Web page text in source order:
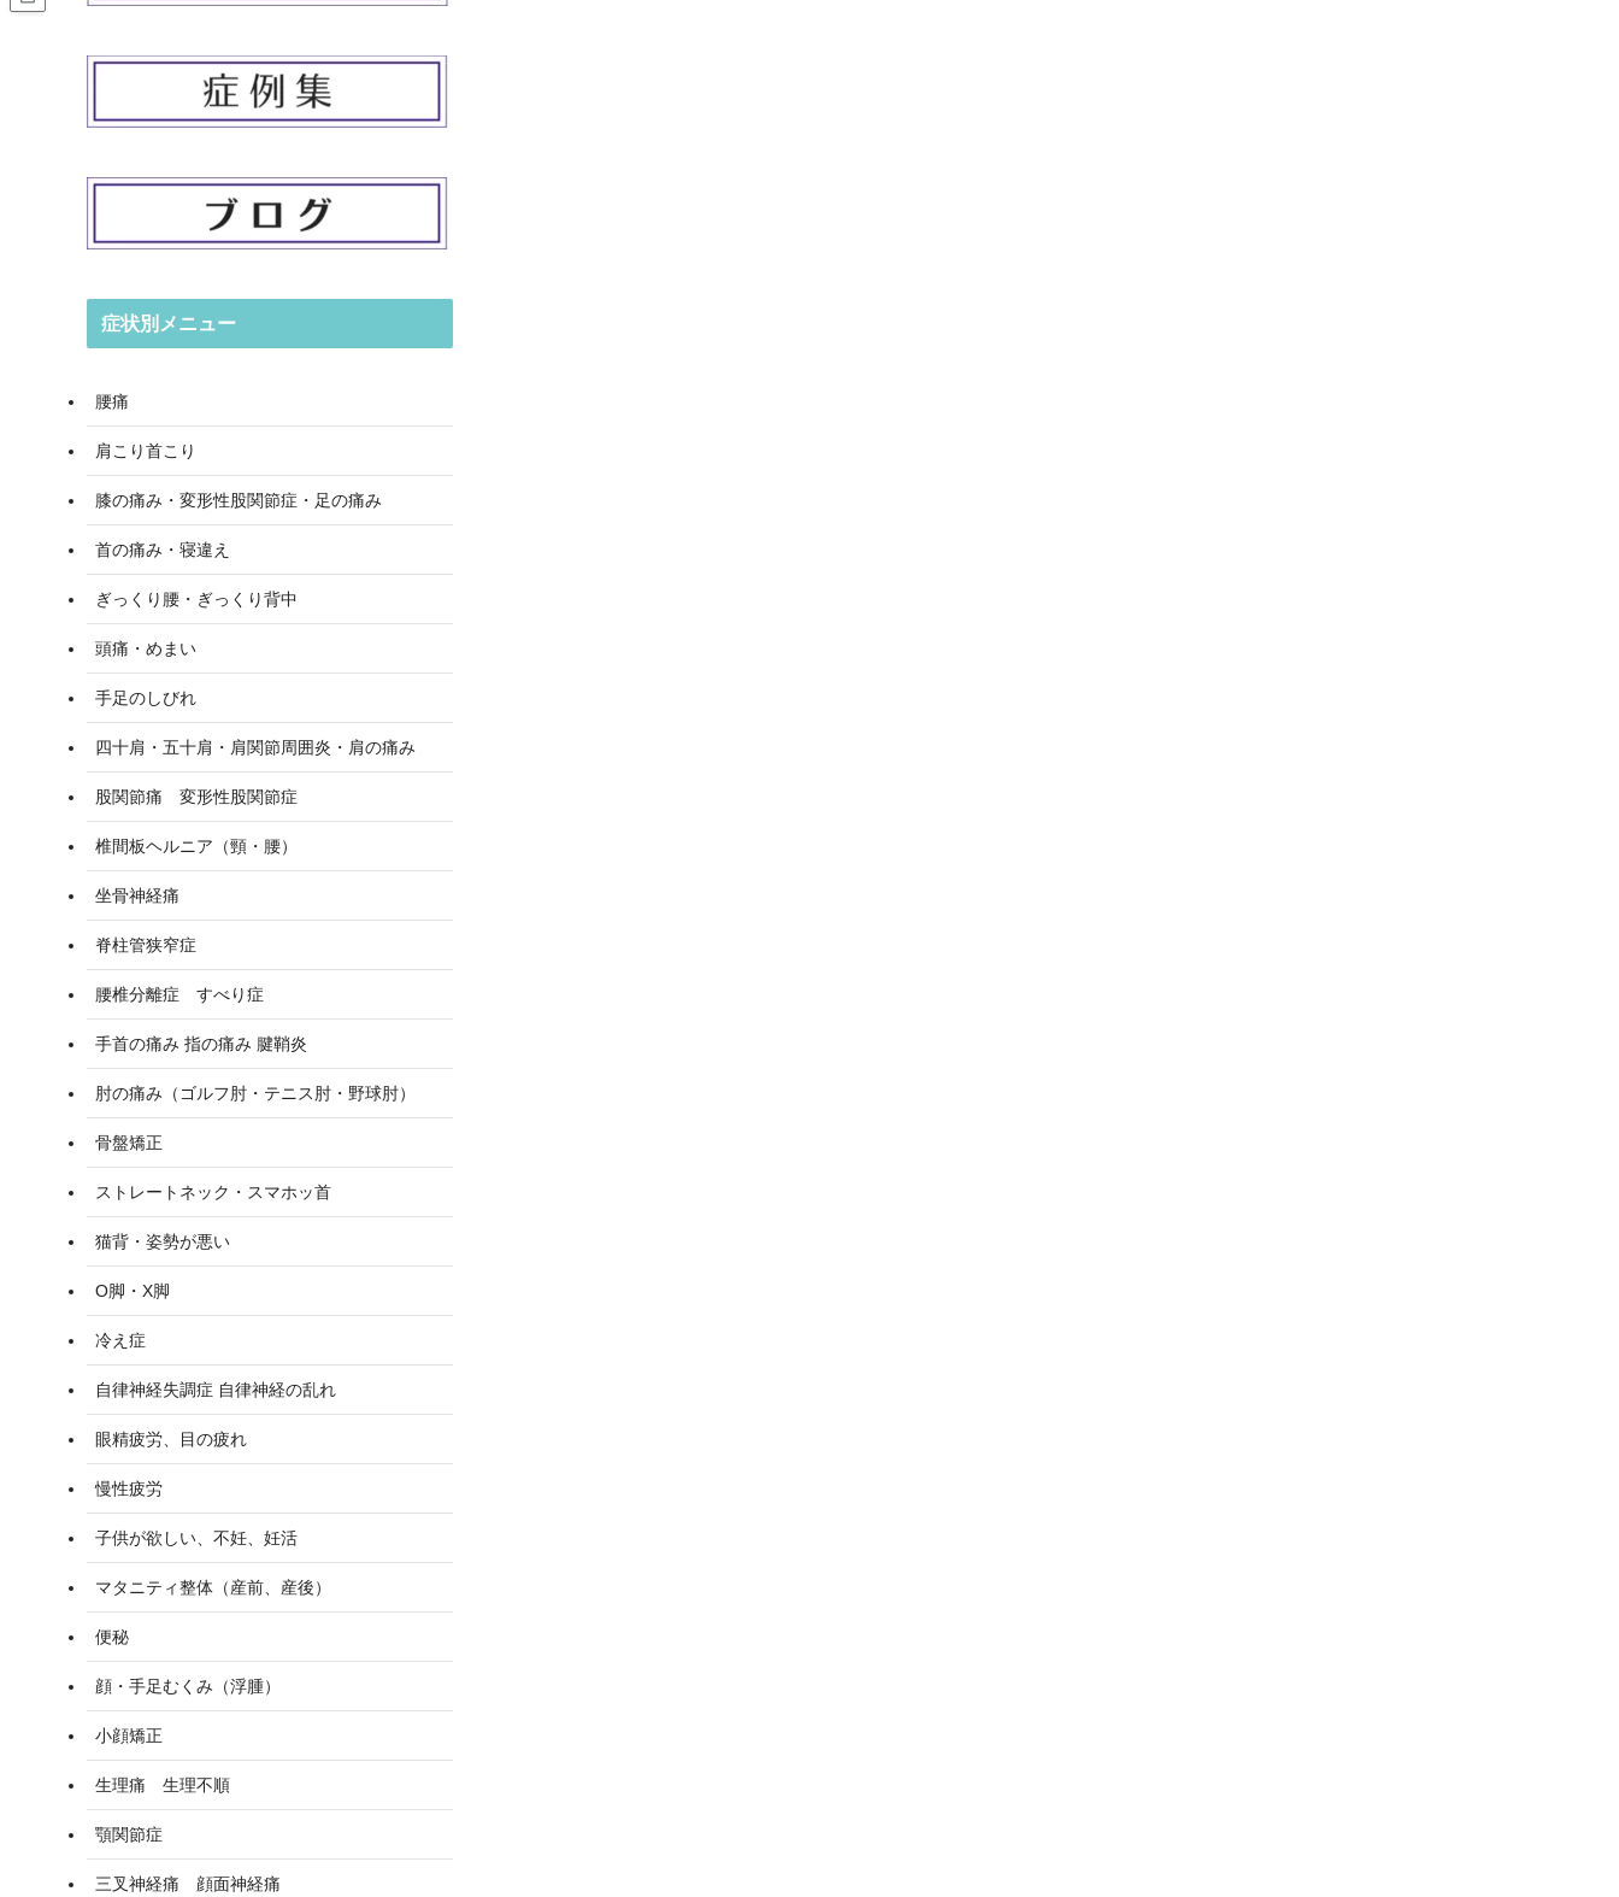
症状別メニュー
腰痛
肩こり首こり
膝の痛み・変形性股関節症・足の痛み
首の痛み・寝違え
ぎっくり腰・ぎっくり背中
頭痛・めまい
手足のしびれ
四十肩・五十肩・肩関節周囲炎・肩の痛み
股関節痛 変形性股関節症
椎間板ヘルニア（頸・腰）
坐骨神経痛
脊柱管狭窄症
腰椎分離症 すべり症
手首の痛み 指の痛み 腱鞘炎
肘の痛み（ゴルフ肘・テニス肘・野球肘）
骨盤矯正
ストレートネック・スマホッ首
猫背・姿勢が悪い
O脚・X脚
冷え症
自律神経失調症 自律神経の乱れ
眼精疲労、目の疲れ
慢性疲労
子供が欲しい、不妊、妊活
マタニティ整体（産前、産後）
便秘
顔・手足むくみ（浮腫）
小顔矯正
生理痛 生理不順
顎関節症
三叉神経痛 顔面神経痛